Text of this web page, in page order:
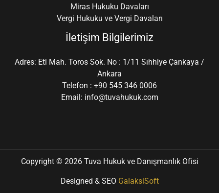
Miras Hukuku Davaları
Vergi Hukuku ve Vergi Davaları
İletişim Bilgilerimiz
Adres: Eti Mah. Toros Sok. No : 1/11 Sıhhiye Çankaya /
Ankara
Telefon : +90 545 346 0006
Email: info@tuvahukuk.com
Copyright © 2026 Tuva Hukuk ve Danışmanlık Ofisi
Designed & SEO GalaksiSoft